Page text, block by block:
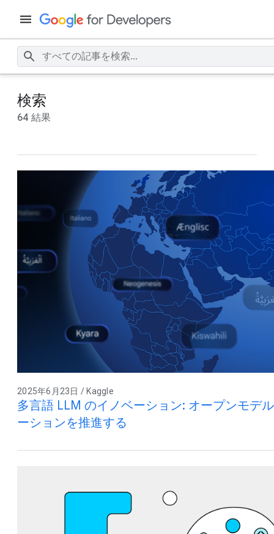
検索
64 結果
2025年6月23日 / Kaggle
多言語 LLM のイノベーション: オープンモデ
ーションを推進する